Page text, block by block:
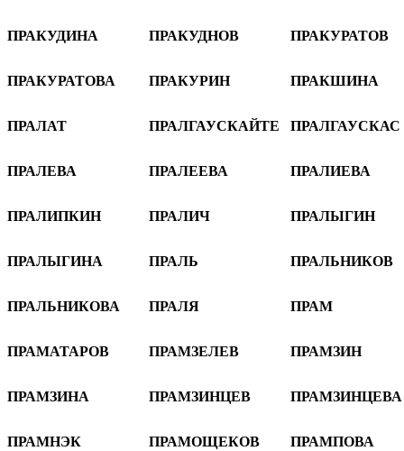
ПРАКУДИНА ПРАКУДНОВ ПРАКУРАТОВ
ПРАКУРАТОВА ПРАКУРИН ПРАКШИНА
ПРАЛАТ ПРАЛГАУСКАЙТЕ ПРАЛГАУСКАС
ПРАЛЕВА ПРАЛЕЕВА ПРАЛИЕВА
ПРАЛИПКИН ПРАЛИЧ ПРАЛЫГИН
ПРАЛЫГИНА ПРАЛЬ ПРАЛЬНИКОВ
ПРАЛЬНИКОВА ПРАЛЯ ПРАМ
ПРАМАТАРОВ ПРАМЗЕЛЕВ ПРАМЗИН
ПРАМЗИНА ПРАМЗИНЦЕВ ПРАМЗИНЦЕВА
ПРАМНЭК ПРАМОЩЕКОВ ПРАМПОВА